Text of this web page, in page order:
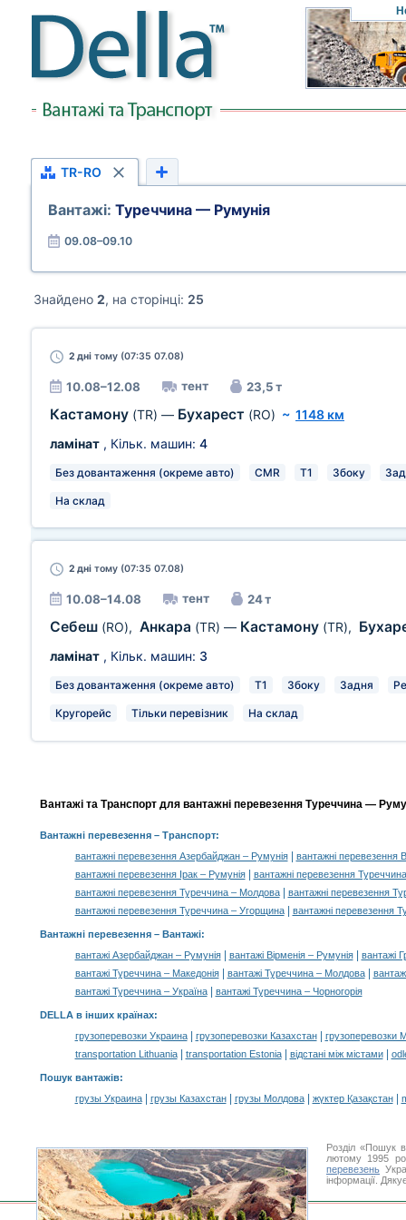
TR-RO
Вантажі: Туреччина — Румунія
09.08–09.10
Знайдено 2, на сторінці: 25
2 дні тому (07:35 07.08)
10.08–12.08 тент 23,5 т
Кастамону (TR) — Бухарест (RO) ~ 1148 км
ламінат , Кільк. машин: 4
Без довантаження (окреме авто) CMR T1 Збоку
На склад
2 дні тому (07:35 07.08)
10.08–14.08 тент 24 т
Себеш (RO), Анкара (TR) — Кастамону (TR),
ламінат , Кільк. машин: 3
Без довантаження (окреме авто) T1 Збоку Задня
Кругорейс Тільки перевізник На склад
Вантажі та Транспорт для вантажні перевезення Туреччина —
Вантажні перевезення– Транспорт:
вантажні перевезення Азербайджан – Румунія|
вантажні перевезення
вантажні перевезення Ірак – Румунія|
вантажні перевезення
вантажні перевезення Туреччина – Молдова|
вантажні перевезення
вантажні перевезення Туреччина – Угорщина| вантажні перевезення
Вантажні перевезення – Вантажі:
вантажі Азербайджан – Румунія| вантажі Вірменія – Румунія|
вантажі
вантажі Туреччина – Македонія| вантажі Туреччина – Молдова|
вантажі Туреччина – Україна| вантажі Туреччина – Чорногорія
DELLA в інших країнах:
грузоперевозки Украина| грузоперевозки Казахстан|
грузоперевозки
transportation Lithuania| transportation Estonia| відстані між містами|
Пошук вантажів:
грузы Украина| грузы Казахстан| грузы Молдова| жүктер Қазақстан|
Розділ «Пошук
лютому 1995
перевезень
інформації.